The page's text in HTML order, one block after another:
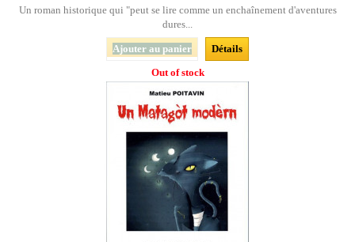
Un roman historique qui "peut se lire comme un enchaînement d'aventures
dures...
Ajouter au panier
Détails
Out of stock